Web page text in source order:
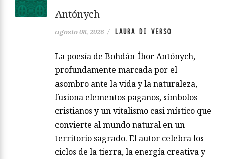
Antónych
agosto 08, 2026 / LAURA DI VERSO
La poesía de Bohdán-Íhor Antónych,
profundamente marcada por el
asombro ante la vida y la naturaleza,
fusiona elementos paganos, símbolos
cristianos y un vitalismo casi místico que
convierte al mundo natural en un
territorio sagrado. El autor celebra los
ciclos de la tierra, la energía creativa y